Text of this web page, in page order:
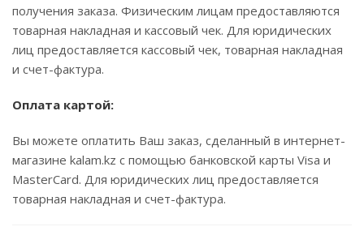
получения заказа. Физическим лицам предоставляются
товарная накладная и кассовый чек. Для юридических
лиц предоставляется кассовый чек, товарная накладная
и счет-фактура.
Оплата картой:
Вы можете оплатить Ваш заказ, сделанный в интернет-
магазине kalam.kz с помощью банковской карты Visa и
MasterCard. Для юридических лиц предоставляется
товарная накладная и счет-фактура.